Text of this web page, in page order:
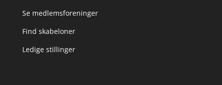
Se medlemsforeninger
Find skabeloner
Ledige stillinger